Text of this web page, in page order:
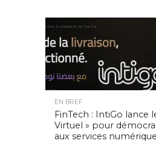
EN BREF
FinTech : IntiGo lance
Virtuel » pour
aux services